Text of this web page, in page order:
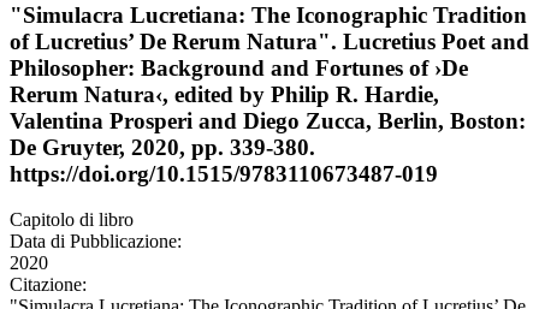
"Simulacra Lucretiana: The Iconographic Tradition
of Lucretius’ De Rerum Natura". Lucretius Poet and
Philosopher: Background and Fortunes of ›De
Rerum Natura‹, edited by Philip R. Hardie,
Valentina Prosperi and Diego Zucca, Berlin, Boston:
De Gruyter, 2020, pp. 339-380.
https://doi.org/10.1515/9783110673487-019
Capitolo di libro
Data di Pubblicazione:
2020
Citazione: